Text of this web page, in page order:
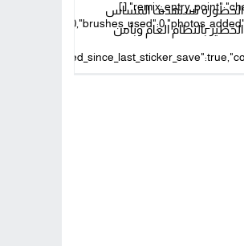
الخطورة تستهدف المساس
الخطير بالنظام العام وبأمن